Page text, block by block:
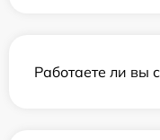
Работаете ли вы